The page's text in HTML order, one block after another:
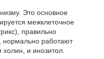
Это основное
межклеточное
правильно
нормально работают
холин, и инозитол.